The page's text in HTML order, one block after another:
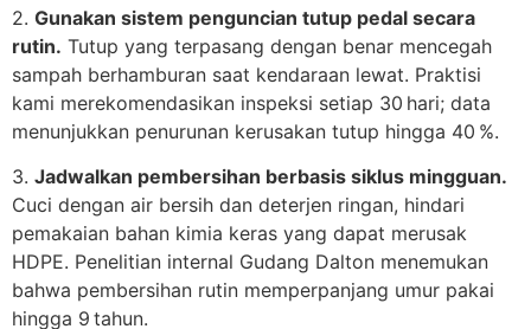
2. Gunakan sistem penguncian tutup pedal secara
rutin. Tutup yang terpasang dengan benar mencegah
sampah berhamburan saat kendaraan lewat. Praktisi
kami merekomendasikan inspeksi setiap 30 hari; data
menunjukkan penurunan kerusakan tutup hingga 40 %.
3. Jadwalkan pembersihan berbasis siklus mingguan.
Cuci dengan air bersih dan deterjen ringan, hindari
pemakaian bahan kimia keras yang dapat merusak
HDPE. Penelitian internal Gudang Dalton menemukan
bahwa pembersihan rutin memperpanjang umur pakai
hingga 9 tahun.